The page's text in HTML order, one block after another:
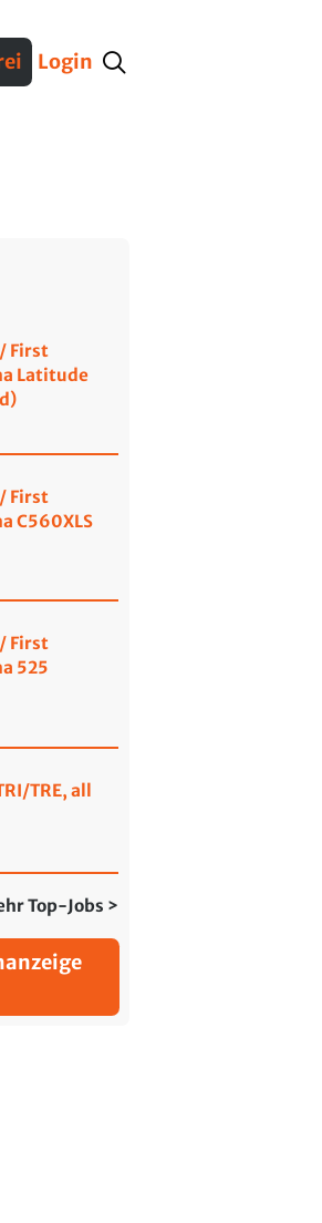
Interviews Fracht
Login
First
Latitude
First
C560XLS
First
525
TRE, all
Top-Jobs >